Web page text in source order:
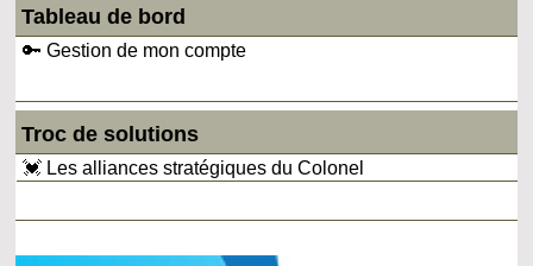
Tableau de bord
🔑 Gestion de mon compte
Troc de solutions
💓 Les alliances stratégiques du Colonel